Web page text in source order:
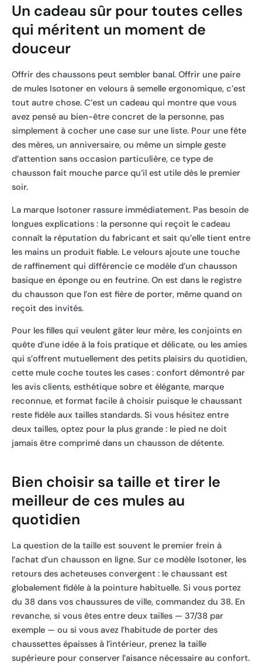
Un cadeau sûr pour toutes celles
qui méritent un moment de
douceur
Offrir des chaussons peut sembler banal. Offrir une paire
de mules Isotoner en velours à semelle ergonomique, c’est
tout autre chose. C’est un cadeau qui montre que vous
avez pensé au bien-être concret de la personne, pas
simplement à cocher une case sur une liste. Pour une fête
des mères, un anniversaire, ou même un simple geste
d’attention sans occasion particulière, ce type de
chausson fait mouche parce qu’il est utile dès le premier
soir.
La marque Isotoner rassure immédiatement. Pas besoin de
longues explications : la personne qui reçoit le cadeau
connaît la réputation du fabricant et sait qu’elle tient entre
les mains un produit fiable. Le velours ajoute une touche
de raffinement qui différencie ce modèle d’un chausson
basique en éponge ou en feutrine. On est dans le registre
du chausson que l’on est fière de porter, même quand on
reçoit des invités.
Pour les filles qui veulent gâter leur mère, les conjoints en
quête d’une idée à la fois pratique et délicate, ou les amies
qui s’offrent mutuellement des petits plaisirs du quotidien,
cette mule coche toutes les cases : confort démontré par
les avis clients, esthétique sobre et élégante, marque
reconnue, et format facile à choisir puisque le chaussant
reste fidèle aux tailles standards. Si vous hésitez entre
deux tailles, optez pour la plus grande : le pied ne doit
jamais être comprimé dans un chausson de détente.
Bien choisir sa taille et tirer le
meilleur de ces mules au
quotidien
La question de la taille est souvent le premier frein à
l’achat d’un chausson en ligne. Sur ce modèle Isotoner, les
retours des acheteuses convergent : le chaussant est
globalement fidèle à la pointure habituelle. Si vous portez
du 38 dans vos chaussures de ville, commandez du 38. En
revanche, si vous êtes entre deux tailles — 37/38 par
exemple — ou si vous avez l’habitude de porter des
chaussettes épaisses à l’intérieur, prenez la taille
supérieure pour conserver l’aisance nécessaire au confort.